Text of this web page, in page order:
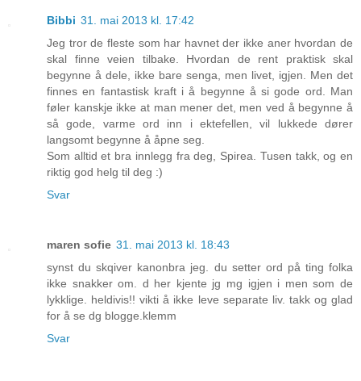
Bibbi 31. mai 2013 kl. 17:42
Jeg tror de fleste som har havnet der ikke aner hvordan de
skal finne veien tilbake. Hvordan de rent praktisk skal
begynne å dele, ikke bare senga, men livet, igjen. Men det
finnes en fantastisk kraft i å begynne å si gode ord. Man
føler kanskje ikke at man mener det, men ved å begynne å
så gode, varme ord inn i ektefellen, vil lukkede dører
langsomt begynne å åpne seg.
Som alltid et bra innlegg fra deg, Spirea. Tusen takk, og en
riktig god helg til deg :)
Svar
maren sofie 31. mai 2013 kl. 18:43
synst du skqiver kanonbra jeg. du setter ord på ting folka
ikke snakker om. d her kjente jg mg igjen i men som de
lykklige. heldivis!! vikti å ikke leve separate liv. takk og glad
for å se dg blogge.klemm
Svar